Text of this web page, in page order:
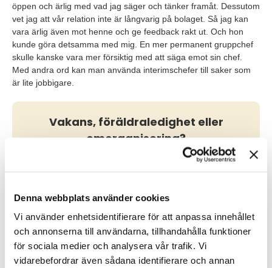
Denna webbplats använder cookies
Vi använder enhetsidentifierare för att anpassa innehållet
och annonserna till användarna, tillhandahålla funktioner
för sociala medier och analysera vår trafik. Vi
vidarebefordrar även sådana identifierare och annan
öppen och ärlig med vad jag säger och tänker framåt. Dessutom
vet jag att vår relation inte är långvarig på bolaget. Så jag kan
vara ärlig även mot henne och ge feedback rakt ut. Och hon
kunde göra detsamma med mig. En mer permanent gruppchef
skulle kanske vara mer försiktig med att säga emot sin chef.
Med andra ord kan man använda interimschefer till saker som
är lite jobbigare.
Vakans, föräldraledighet eller
omorganisering?
Lyfte kompetensnivån i arbetsgruppen
Så hur gick det då?